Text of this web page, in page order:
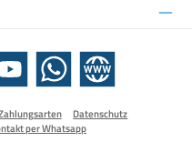
WhatsApp Website
Datenschutz
per Whatsapp